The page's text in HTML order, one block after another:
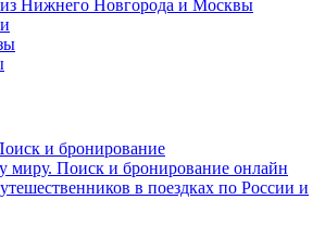
Нижнего Новгорода и Москвы
и бронирование
миру. Поиск и бронирование онлайн
в поездках по России и